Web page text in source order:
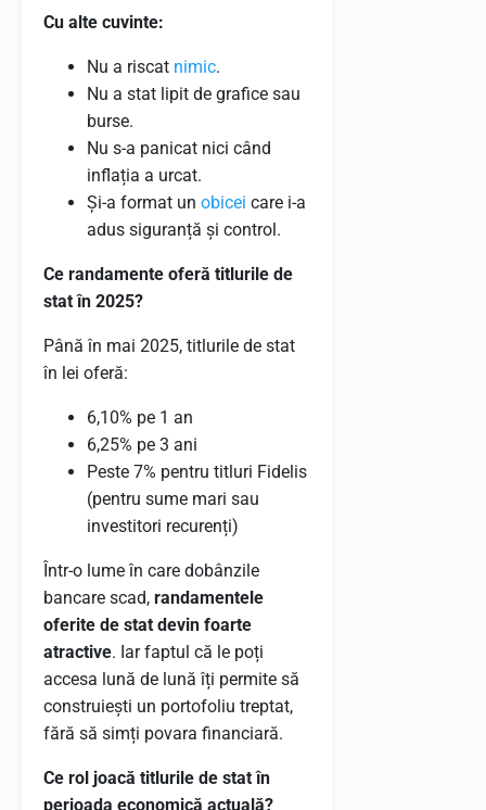
Cu alte cuvinte:
Nu a riscat nimic.
Nu a stat lipit de grafice sau
burse.
Nu s-a panicat nici când
inflația a urcat.
Și-a format un obicei care i-a
adus siguranță și control.
Ce randamente oferă titlurile de
stat în 2025?
Până în mai 2025, titlurile de stat
în lei oferă:
6,10% pe 1 an
6,25% pe 3 ani
Peste 7% pentru titluri Fidelis
(pentru sume mari sau
investitori recurenți)
Într-o lume în care dobânzile
bancare scad, randamentele
oferite de stat devin foarte
atractive. Iar faptul că le poți
accesa lună de lună îți permite să
construiești un portofoliu treptat,
fără să simți povara financiară.
Ce rol joacă titlurile de stat în
perioada economică actuală?